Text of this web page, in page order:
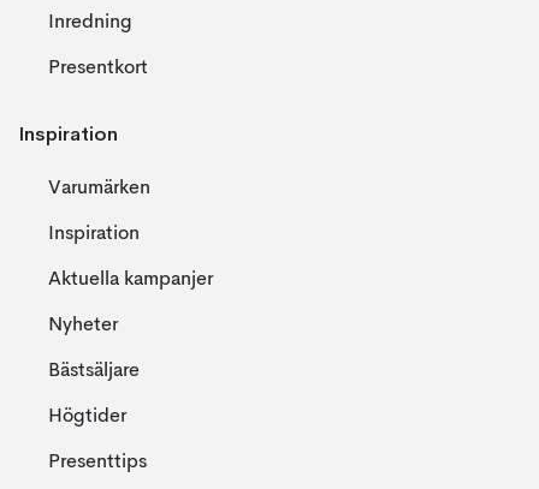
Inredning
Presentkort
Inspiration
Varumärken
Inspiration
Aktuella kampanjer
Nyheter
Bästsäljare
Högtider
Presenttips